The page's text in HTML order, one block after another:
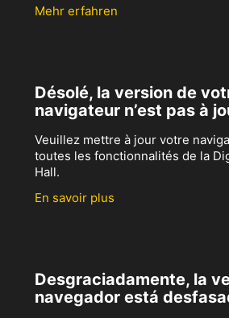
Mehr erfahren
Désolé, la version de
navigateur n’est pas à
Veuillez mettre à jour votre
toutes les fonctionnalités de la
Hall.
En savoir plus
Desgraciadamente, la
navegador está